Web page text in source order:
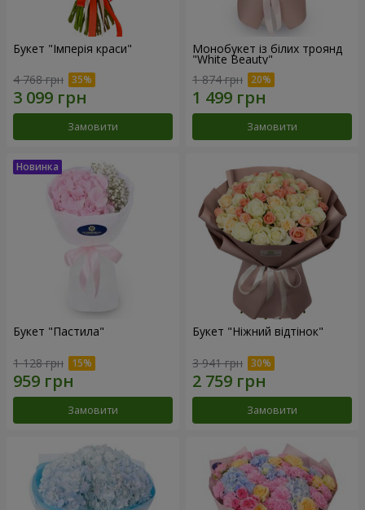
Букет "Імперія краси"
4 768 грн
Замовити
Монобукет із білих троянд
"White Beauty"
1 874 грн
Замовити
Букет "Пастила"
1 128 грн
Замовити
Букет "Ніжний відтінок"
3 941 грн
Замовити